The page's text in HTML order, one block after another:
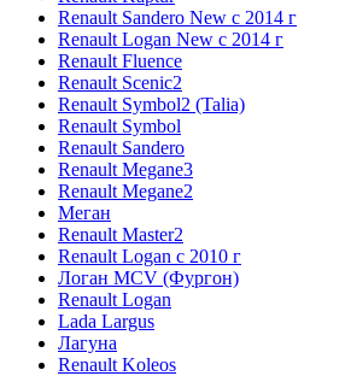
Renault Sandero New с 2014 г
Renault Logan New с 2014 г
Renault Fluence
Renault Scenic2
Renault Symbol2 (Talia)
Renault Symbol
Renault Sandero
Renault Megane3
Renault Megane2
Меган
Renault Master2
Renault Logan c 2010 г
Логан МСV (Фургон)
Renault Logan
Lada Largus
Лагуна
Renault Koleos